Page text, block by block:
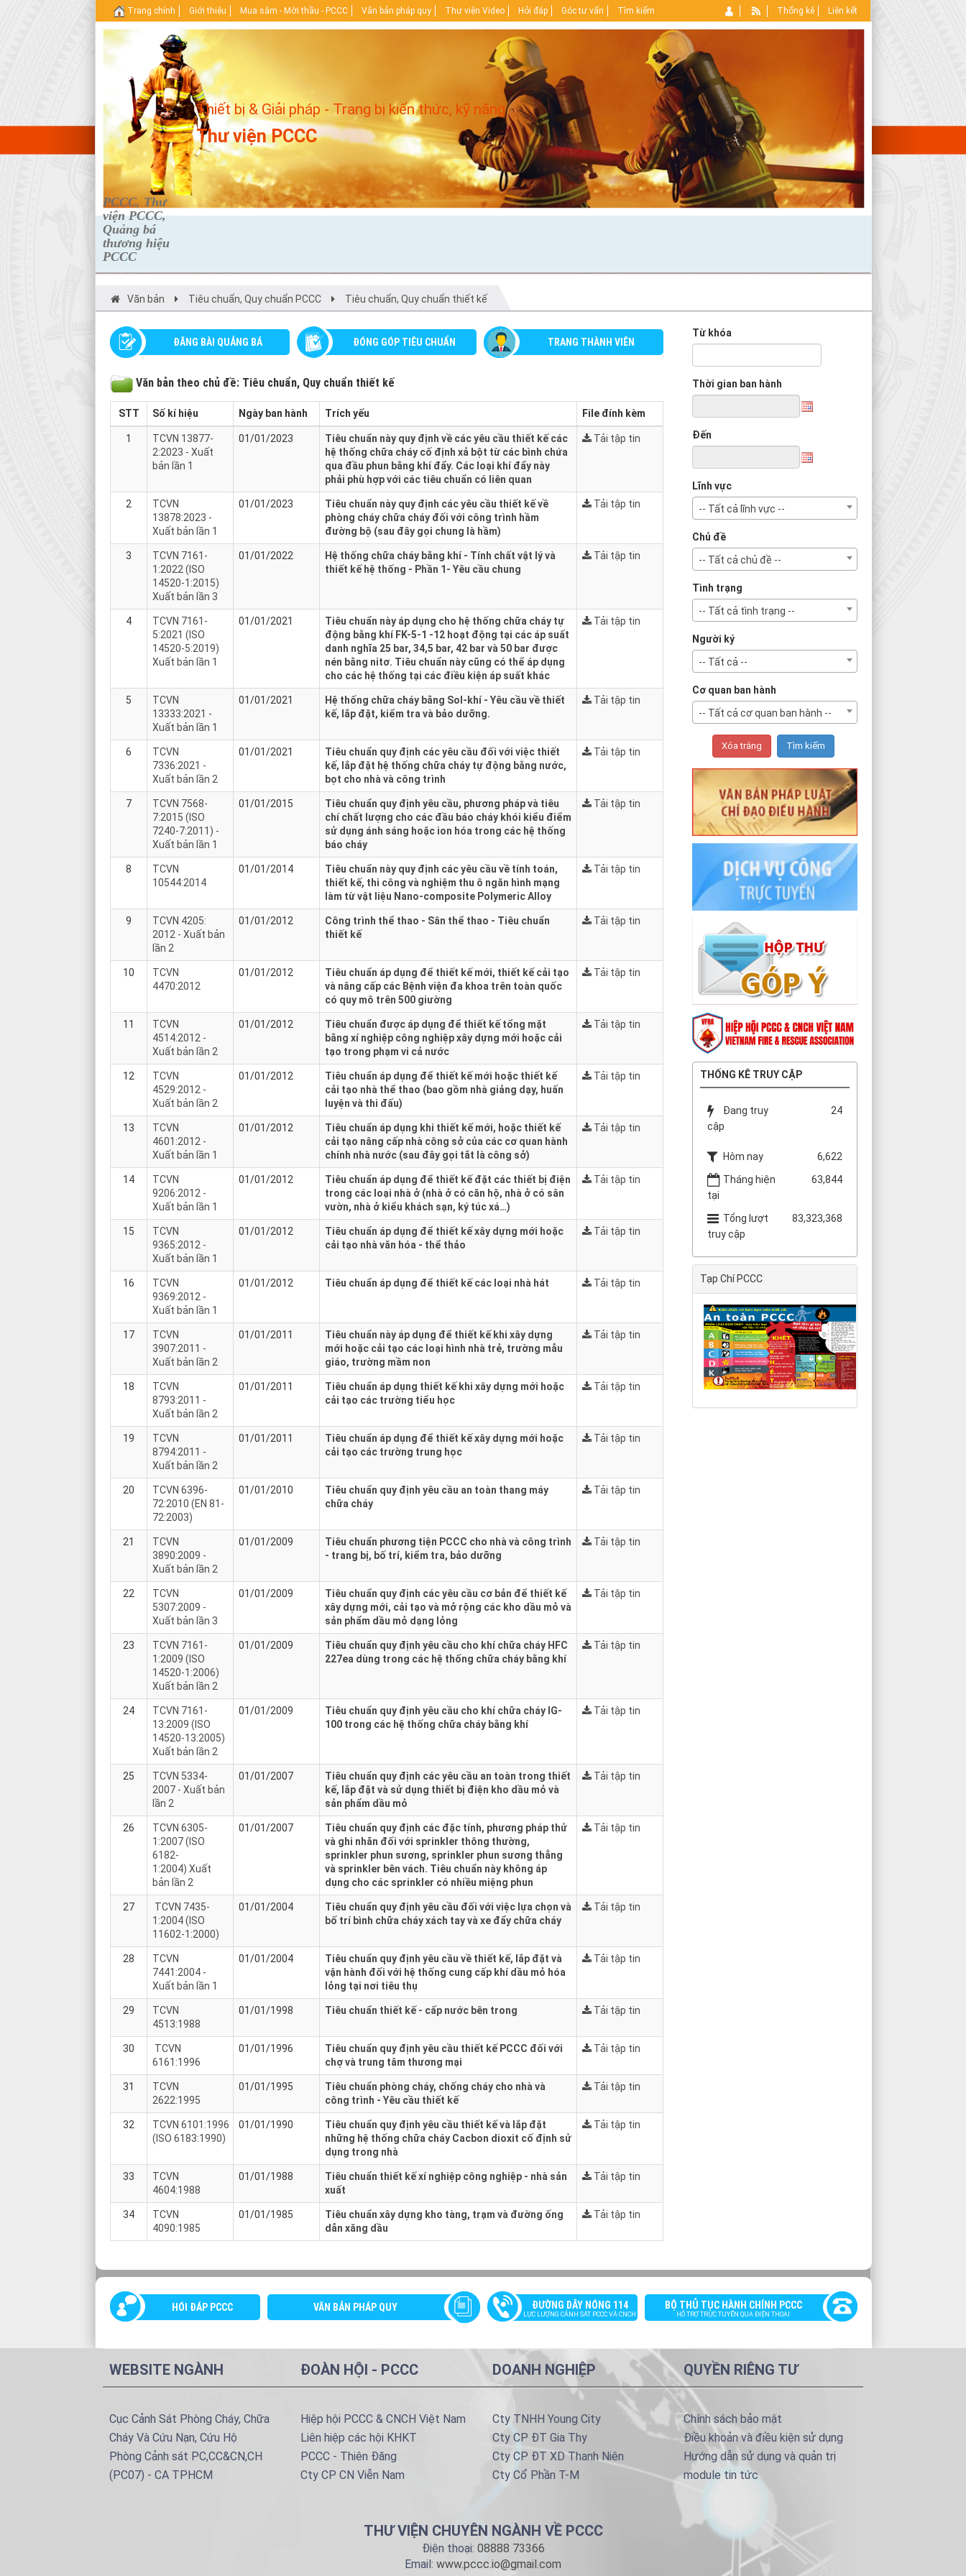
PCCC, Thư
viện PCCC,
Quảng bá
thương hiệu
PCCC
Thiết bị & Giải pháp - Trang bị kiến thức, kỹ năng
Thư viện PCCC
Trang chính Giới thiệu Mua sắm - Mời thầu - PCCC Văn bản pháp quy Thư viện Video Hỏi đáp Góc tư vấn Tìm kiếm Thống kê Liên kết
Văn bản Tiêu chuẩn, Quy chuẩn PCCC Tiêu chuẩn, Quy chuẩn thiết kế
ĐĂNG BÀI QUẢNG BÁ ĐÓNG GÓP TIÊU CHUẨN TRANG THÀNH VIÊN
Văn bản theo chủ đề: Tiêu chuẩn, Quy chuẩn thiết kế
STT Số kí hiệu Ngày ban hành Trích yếu File đính kèm
1
TCVN 13877-
2:2023 - Xuất
bản lần 1
01/01/2023
Tiêu chuẩn này quy định về các yêu cầu thiết kế các
hệ thống chữa cháy cố định xả bột từ các bình chứa
qua đầu phun bằng khí đẩy. Các loại khí đẩy này
phải phù hợp với các tiêu chuẩn có liên quan
Tải tập tin
2
TCVN
13878:2023 -
Xuất bản lần 1
01/01/2023
Tiêu chuẩn này quy định các yêu cầu thiết kế về
phòng cháy chữa cháy đối với công trình hầm
đường bộ (sau đây gọi chung là hầm)
Tải tập tin
3
TCVN 7161-
1:2022 (ISO
14520-1:2015)
Xuất bản lần 3
01/01/2022
Hệ thống chữa cháy bằng khí - Tính chất vật lý và
thiết kế hệ thống - Phần 1- Yêu cầu chung
Tải tập tin
4
TCVN 7161-
5:2021 (ISO
14520-5:2019)
Xuất bản lần 1
01/01/2021
Tiêu chuẩn này áp dụng cho hệ thống chữa cháy tự
động bằng khí FK-5-1 -12 hoạt động tại các áp suất
danh nghĩa 25 bar, 34,5 bar, 42 bar và 50 bar được
nén bằng nitơ. Tiêu chuẩn này cũng có thể áp dụng
cho các hệ thống tại các điều kiện áp suất khác
Tải tập tin
5
TCVN
13333:2021 -
Xuất bản lần 1
01/01/2021
Hệ thống chữa cháy bằng Sol-khí - Yêu cầu về thiết
kế, lắp đặt, kiểm tra và bảo dưỡng.
Tải tập tin
6
TCVN
7336:2021 -
Xuất bản lần 2
01/01/2021
Tiêu chuẩn quy định các yêu cầu đối với việc thiết
kế, lắp đặt hệ thống chữa cháy tự động bằng nước,
bọt cho nhà và công trình
Tải tập tin
7
TCVN 7568-
7:2015 (ISO
7240-7:2011) -
Xuất bản lần 1
01/01/2015
Tiêu chuẩn quy định yêu cầu, phương pháp và tiêu
chí chất lượng cho các đầu báo cháy khói kiểu điểm
sử dụng ánh sáng hoặc ion hóa trong các hệ thống
báo cháy
Tải tập tin
8
TCVN
10544:2014
01/01/2014
Tiêu chuẩn này quy định các yêu cầu về tính toán,
thiết kế, thi công và nghiệm thu ô ngăn hình mạng
làm từ vật liệu Nano-composite Polymeric Alloy
Tải tập tin
9
TCVN 4205:
2012 - Xuất bản
lần 2
01/01/2012
Công trình thể thao - Sân thể thao - Tiêu chuẩn
thiết kế
Tải tập tin
10
TCVN
4470:2012
01/01/2012
Tiêu chuẩn áp dụng để thiết kế mới, thiết kế cải tạo
và nâng cấp các Bệnh viện đa khoa trên toàn quốc
có quy mô trên 500 giường
Tải tập tin
11
TCVN
4514:2012 -
Xuất bản lần 2
01/01/2012
Tiêu chuẩn được áp dụng để thiết kế tổng mặt
bằng xí nghiệp công nghiệp xây dựng mới hoặc cải
tạo trong phạm vi cả nước
Tải tập tin
12
TCVN
4529:2012 -
Xuất bản lần 2
01/01/2012
Tiêu chuẩn áp dụng để thiết kế mới hoặc thiết kế
cải tạo nhà thể thao (bao gồm nhà giảng dạy, huấn
luyện và thi đấu)
Tải tập tin
13
TCVN
4601:2012 -
Xuất bản lần 1
01/01/2012
Tiêu chuẩn áp dụng khi thiết kế mới, hoặc thiết kế
cải tạo nâng cấp nhà công sở của các cơ quan hành
chính nhà nước (sau đây gọi tắt là công sở)
Tải tập tin
14
TCVN
9206:2012 -
Xuất bản lần 1
01/01/2012
Tiêu chuẩn áp dụng để thiết kế đặt các thiết bị điện
trong các loại nhà ở (nhà ở có căn hộ, nhà ở có sân
vườn, nhà ở kiểu khách sạn, ký túc xá…)
Tải tập tin
15
TCVN
9365:2012 -
Xuất bản lần 1
01/01/2012
Tiêu chuẩn áp dụng để thiết kế xây dựng mới hoặc
cải tạo nhà văn hóa - thể thảo
Tải tập tin
16
TCVN
9369:2012 -
Xuất bản lần 1
01/01/2012 Tiêu chuẩn áp dụng để thiết kế các loại nhà hát Tải tập tin
17
TCVN
3907:2011 -
Xuất bản lần 2
01/01/2011
Tiêu chuẩn này áp dụng để thiết kế khi xây dựng
mới hoặc cải tạo các loại hình nhà trẻ, trường mẫu
giáo, trường mầm non
Tải tập tin
18
TCVN
8793:2011 -
Xuất bản lần 2
01/01/2011
Tiêu chuẩn áp dụng thiết kế khi xây dựng mới hoặc
cải tạo các trường tiểu học
Tải tập tin
19
TCVN
8794:2011 -
Xuất bản lần 2
01/01/2011
Tiêu chuẩn áp dụng để thiết kế xây dựng mới hoặc
cải tạo các trường trung học
Tải tập tin
20
TCVN 6396-
72:2010 (EN 81-
72:2003)
01/01/2010
Tiêu chuẩn quy định yêu cầu an toàn thang máy
chữa cháy
Tải tập tin
21
TCVN
3890:2009 -
Xuất bản lần 2
01/01/2009
Tiêu chuẩn phương tiện PCCC cho nhà và công trình
- trang bị, bố trí, kiểm tra, bảo dưỡng
Tải tập tin
22
TCVN
5307:2009 -
Xuất bản lần 3
01/01/2009
Tiêu chuẩn quy định các yêu cầu cơ bản để thiết kế
xây dựng mới, cải tạo và mở rộng các kho dầu mỏ và
sản phẩm dầu mỏ dạng lỏng
Tải tập tin
23
TCVN 7161-
1:2009 (ISO
14520-1:2006)
Xuất bản lần 2
01/01/2009
Tiêu chuẩn quy định yêu cầu cho khí chữa cháy HFC
227ea dùng trong các hệ thống chữa cháy bằng khí
Tải tập tin
24
TCVN 7161-
13:2009 (ISO
14520-13:2005)
Xuất bản lần 2
01/01/2009
Tiêu chuẩn quy định yêu cầu cho khí chữa cháy IG-
100 trong các hệ thống chữa cháy bằng khí
Tải tập tin
25
TCVN 5334-
2007 - Xuất bản
lần 2
01/01/2007
Tiêu chuẩn quy định các yêu cầu an toàn trong thiết
kế, lắp đặt và sử dụng thiết bị điện kho dầu mỏ và
sản phẩm dầu mỏ
Tải tập tin
26
TCVN 6305-
1:2007 (ISO
6182-
1:2004) Xuất
bản lần 2
01/01/2007
Tiêu chuẩn quy định các đặc tính, phương pháp thử
và ghi nhãn đối với sprinkler thông thường,
sprinkler phun sương, sprinkler phun sương thẳng
và sprinkler bên vách. Tiêu chuẩn này không áp
dụng cho các sprinkler có nhiều miệng phun
Tải tập tin
27
TCVN 7435-
1:2004 (ISO
11602-1:2000)
01/01/2004
Tiêu chuẩn quy định yêu cầu đối với việc lựa chọn và
bố trí bình chữa cháy xách tay và xe đẩy chữa cháy
Tải tập tin
28
TCVN
7441:2004 -
Xuất bản lần 1
01/01/2004
Tiêu chuẩn quy định yêu cầu về thiết kế, lắp đặt và
vận hành đối với hệ thống cung cấp khí dầu mỏ hóa
lỏng tại nơi tiêu thụ
Tải tập tin
29
TCVN
4513:1988
01/01/1998 Tiêu chuẩn thiết kế - cấp nước bên trong Tải tập tin
30
TCVN
6161:1996
01/01/1996
Tiêu chuẩn quy định yêu cầu thiết kế PCCC đối với
chợ và trung tâm thương mại
Tải tập tin
31
TCVN
2622:1995
01/01/1995
Tiêu chuẩn phòng cháy, chống cháy cho nhà và
công trình - Yêu cầu thiết kế
Tải tập tin
32
TCVN 6101:1996
(ISO 6183:1990)
01/01/1990
Tiêu chuẩn quy định yêu cầu thiết kế và lắp đặt
những hệ thống chữa cháy Cacbon dioxit cố định sử
dụng trong nhà
Tải tập tin
33
TCVN
4604:1988
01/01/1988
Tiêu chuẩn thiết kế xí nghiệp công nghiệp - nhà sản
xuất
Tải tập tin
34
TCVN
4090:1985
01/01/1985
Tiêu chuẩn xây dựng kho tàng, trạm và đường ống
dẫn xăng dầu
Tải tập tin
Từ khóa
Thời gian ban hành
Đến
Lĩnh vực
-- Tất cả lĩnh vực --
Chủ đề
-- Tất cả chủ đề --
Tình trạng
-- Tất cả tình trạng --
Người ký
-- Tất cả --
Cơ quan ban hành
-- Tất cả cơ quan ban hành --
THỐNG KÊ TRUY CẬP
Đang truy
cập
24
Hôm nay
6,622
Tháng hiện
tại
63,844
Tổng lượt
truy cập
83,323,368
Tạp Chí PCCC
HÓI ĐÁP PCCC VĂN BẢN PHÁP QUY ĐƯỜNG DÂY NÓNG 114
LỰC LƯỢNG CẢNH SÁT PCCC VÀ CNCH
BỘ THỦ TỤC HÀNH CHÍNH PCCC
HỖ TRỢ TRỰC TUYẾN QUA ĐIỆN THOẠI
WEBSITE NGÀNH
Cục Cảnh Sát Phòng Cháy, Chữa
Cháy Và Cứu Nạn, Cứu Hộ
Phòng Cảnh sát PC,CC&CN,CH
(PC07) - CA TPHCM
ĐOÀN HỘI - PCCC
Hiệp hội PCCC & CNCH Việt Nam
Liên hiệp các hội KHKT
PCCC - Thiên Đăng
Cty CP CN Viễn Nam
DOANH NGHIỆP
Cty TNHH Young City
Cty CP ĐT Gia Thy
Cty CP ĐT XD Thanh Niên
Cty Cổ Phần T-M
QUYỀN RIÊNG TƯ
Chính sách bảo mật
Điều khoản và điều kiện sử dụng
Hướng dẫn sử dụng và quản trị
module tin tức
THƯ VIỆN CHUYÊN NGÀNH VỀ PCCC
Điện thoại: 08888 73366
Email: www.pccc.io@gmail.com